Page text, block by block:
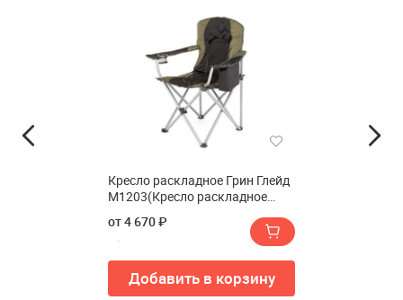
Кресло раскладное Грин Глейд
M1203(Кресло раскладное
от 4 670 ₽
Добавить в корзину